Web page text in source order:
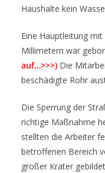
Haushalte kein
Eine Hauptleitung
Millimetern war
auf…>>>) Die
beschädigte Rohr
Die Sperrung der
richtige Maßnahme
stellten die Arbeiter
betroffenen Bereich
großer Krater